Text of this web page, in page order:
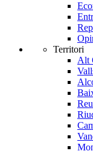
Territori
Alt